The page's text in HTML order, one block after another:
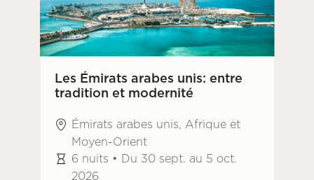
Les Émirats arabes unis: entre
tradition et modernité
Émirats arabes unis, Afrique et
Moyen-Orient
6 nuits • Du 30 sept. au 5 oct.
2026